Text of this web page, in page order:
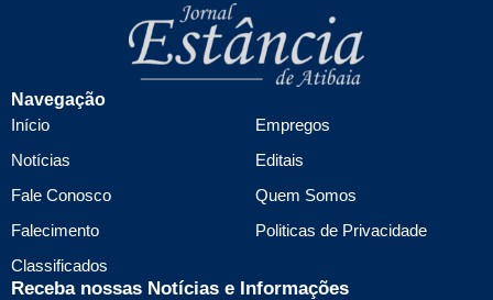
Navegação
Início
Notícias
Fale Conosco
Falecimento
Classificados
Empregos
Editais
Quem Somos
Politicas de Privacidade
Receba nossas Notícias e Informações